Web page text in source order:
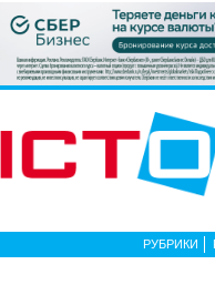
РУБРИКИ